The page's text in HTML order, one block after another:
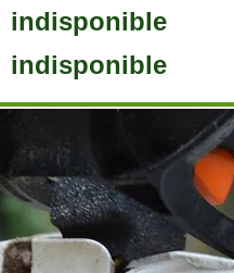
indisponible
indisponible